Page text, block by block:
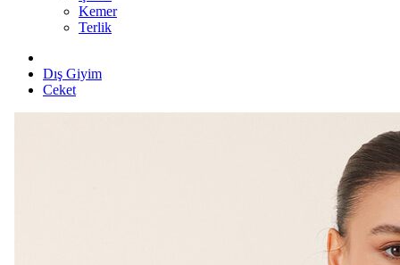
Kemer
Terlik
Dış Giyim
Ceket